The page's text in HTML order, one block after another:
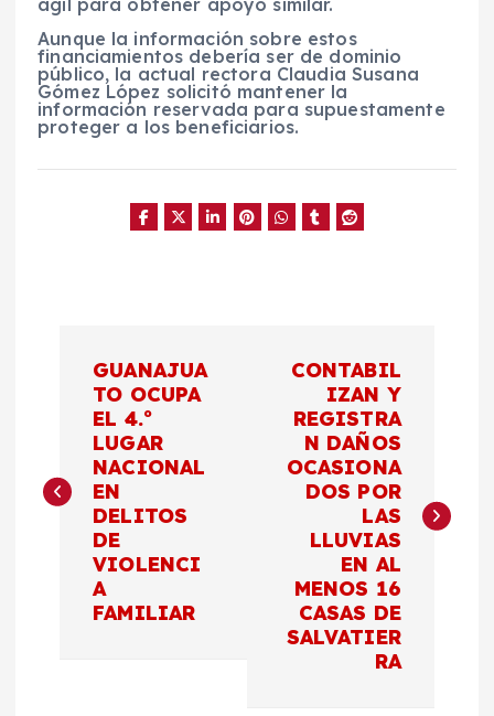
ágil para obtener apoyo similar.
Aunque la información sobre estos
financiamientos debería ser de dominio
público, la actual rectora Claudia Susana
Gómez López solicitó mantener la
información reservada para supuestamente
proteger a los beneficiarios.
e
GUANAJUA
TO OCUPA
EL 4.º
LUGAR
NACIONAL
EN
DELITOS
DE
VIOLENCI
A
FAMILIAR
CONTABIL
IZAN Y
REGISTRA
N DAÑOS
OCASIONA
DOS POR
LAS
LLUVIAS
EN AL
MENOS 16
CASAS DE
SALVATIER
RA